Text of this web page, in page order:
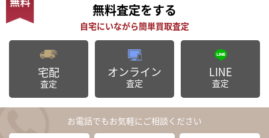
無料査定をする
宅配
査定
オンライン
査定
LINE
査定
お電話でもお気軽にご相談ください